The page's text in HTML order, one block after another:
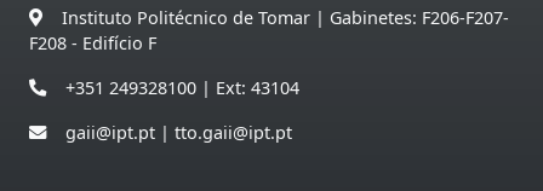
Instituto Politécnico de Tomar | Gabinetes: F206-F207-
F208 - Edifício F
+351 249328100 | Ext: 43104
gaii@ipt.pt | tto.gaii@ipt.pt